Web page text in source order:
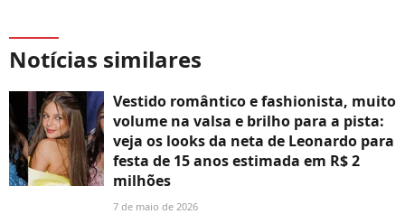
Notícias similares
Vestido romântico e fashionista, muito
volume na valsa e brilho para a pista:
veja os looks da neta de Leonardo para
festa de 15 anos estimada em R$ 2
milhões
7 de maio de 2026